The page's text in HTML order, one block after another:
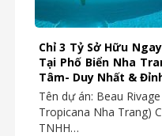
Chỉ 3 Tỷ Sở Hữu
Tại Phố Biển Nha
Tâm- Duy Nhất &
Tên dự án: Beau
Tropicana Nha Trang)
TNHH…